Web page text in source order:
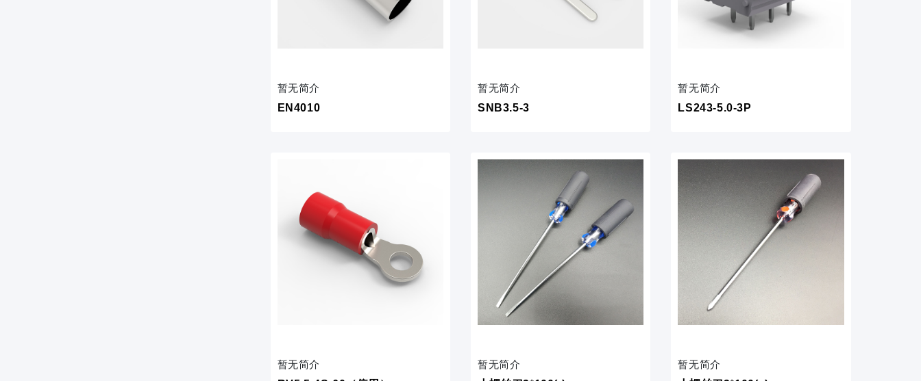
暂无简介
EN4010
暂无简介
SNB3.5-3
暂无简介
LS243-5.0-3P
暂无简介
暂无简介
暂无简介